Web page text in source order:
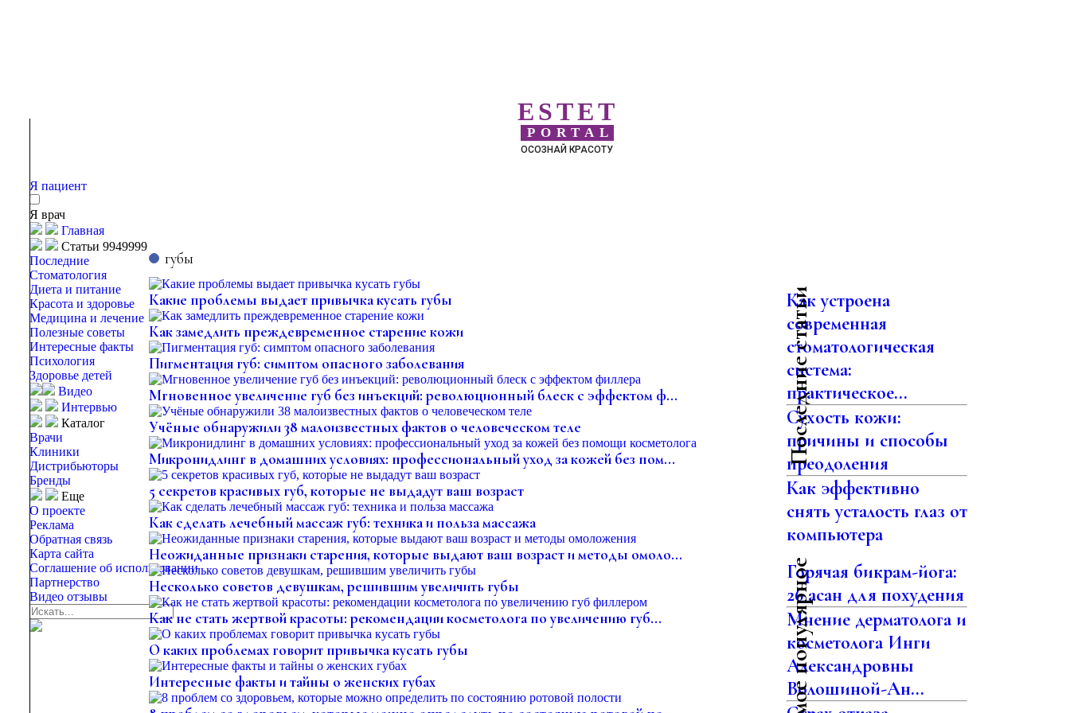
ESTET
PORTAL
ОСОЗНАЙ КРАСОТУ
Я пациент
Я врач
Главная
Статьи 9949999
Последние
Стоматология
Диета и питание
Красота и здоровье
Медицина и лечение
Полезные советы
Интересные факты
Психология
Здоровье детей
Видео
Интервью
Каталог
Врачи
Клиники
Дистрибьюторы
Бренды
Еще
О проекте
Реклама
Обратная связь
Карта сайта
Соглашение об использовании
Партнерство
Видео отзывы
губы
Какие проблемы выдает привычка кусать губы
Как замедлить преждевременное старение кожи
Пигментация губ: симптом опасного заболевания
Мгновенное увеличение губ без инъекций: революционный блеск с эффектом ф...
Учёные обнаружили 38 малоизвестных фактов о человеческом теле
Микронидлинг в домашних условиях: профессиональный уход за кожей без пом...
5 секретов красивых губ, которые не выдадут ваш возраст
Как сделать лечебный массаж губ: техника и польза массажа
Неожиданные признаки старения, которые выдают ваш возраст и методы омоло...
Несколько советов девушкам, решившим увеличить губы
Как не стать жертвой красоты: рекомендации косметолога по увеличению губ...
О каких проблемах говорит привычка кусать губы
Интересные факты и тайны о женских губах
Последние статьи
Как устроена
современная
стоматологическая
система:
практическое...
Сухость кожи:
причины и способы
преодоления
Как эффективно
снять усталость глаз от
компьютера
Самое популярное
Горячая бикрам-йога:
26 асан для похудения
Мнение дерматолога и
косметолога Инги
Александровны
Волошиной-Ан...